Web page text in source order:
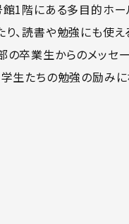
1階にある多目的ホー
り、読書や勉強にも使
の卒業生からのメッセ
学生たちの勉強の励みに